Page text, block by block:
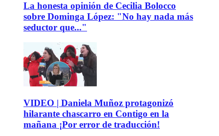
La honesta opinión de Cecilia Bolocco
sobre Dominga López: "No hay nada más
seductor que..."
VIDEO | Daniela Muñoz protagonizó
hilarante chascarro en Contigo en la
mañana ¡Por error de traducción!